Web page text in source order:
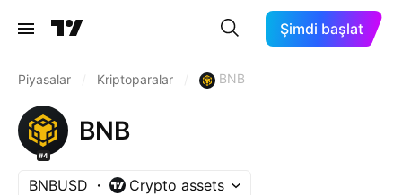
Şimdi başlat
Piyasalar Kriptoparalar BNB
#4
BNB
BNBUSD Crypto assets